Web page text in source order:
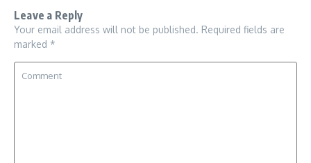
Leave a Reply
Your email address will not be published. Required fields are
marked *